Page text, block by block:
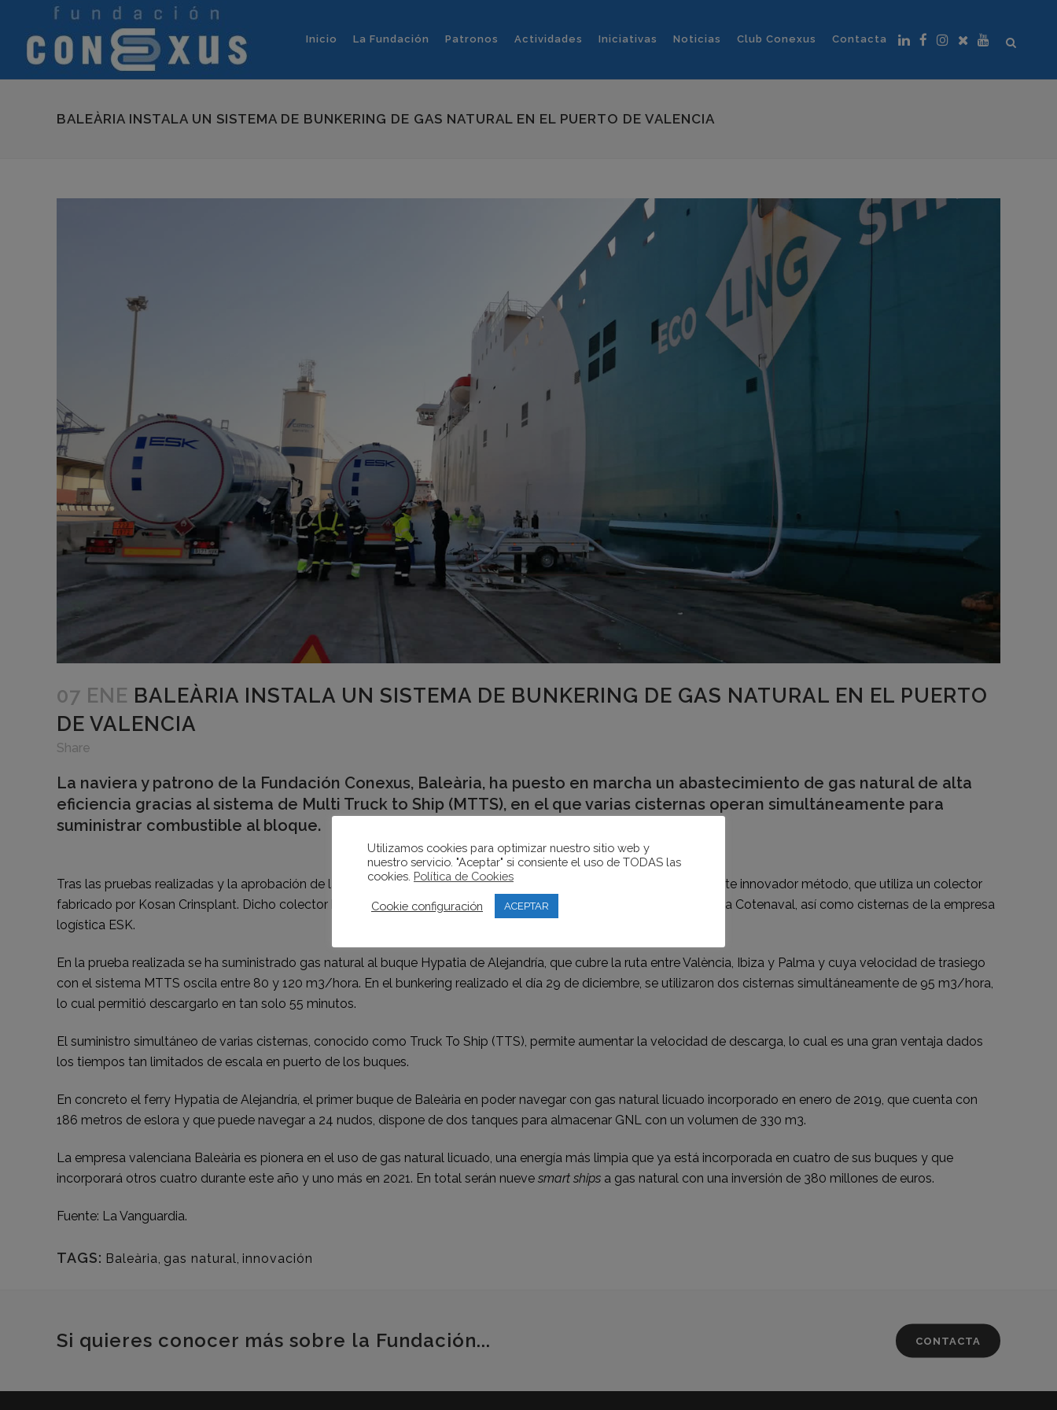
Inicio La Fundación Patronos Actividades Iniciativas Noticias Club Conexus Contacta
BALEÀRIA INSTALA UN SISTEMA DE BUNKERING DE GAS NATURAL EN EL PUERTO DE VALENCIA
07 ENE BALEÀRIA INSTALA UN SISTEMA DE BUNKERING DE GAS NATURAL EN EL PUERTO
DE VALENCIA
Share
La naviera y patrono de la Fundación Conexus, Baleària, ha puesto en marcha un abastecimiento de gas natural de alta
eficiencia gracias al sistema de Multi Truck to Ship (MTTS), en el que varias cisternas operan simultáneamente para
suministrar combustible al bloque.
Tras las pruebas realizadas y la aprobación de la Autoridad Portuaria de València, la compañía utiliza diariamente este innovador método, que utiliza un colector
fabricado por Kosan Crinsplant. Dicho colector ha sido optimizado para el sistema MTTS por la ingeniería valenciana Cotenaval, así como cisternas de la empresa
logística ESK.
En la prueba realizada se ha suministrado gas natural al buque Hypatia de Alejandría, que cubre la ruta entre València, Ibiza y Palma y cuya velocidad de trasiego
con el sistema MTTS oscila entre 80 y 120 m3/hora. En el bunkering realizado el día 29 de diciembre, se utilizaron dos cisternas simultáneamente de 95 m3/hora,
lo cual permitió descargarlo en tan solo 55 minutos.
El suministro simultáneo de varias cisternas, conocido como Truck To Ship (TTS), permite aumentar la velocidad de descarga, lo cual es una gran ventaja dados
los tiempos tan limitados de escala en puerto de los buques.
En concreto el ferry Hypatia de Alejandría, el primer buque de Baleària en poder navegar con gas natural licuado incorporado en enero de 2019, que cuenta con
186 metros de eslora y que puede navegar a 24 nudos, dispone de dos tanques para almacenar GNL con un volumen de 330 m3.
La empresa valenciana Baleària es pionera en el uso de gas natural licuado, una energía más limpia que ya está incorporada en cuatro de sus buques y que
incorporará otros cuatro durante este año y uno más en 2021. En total serán nueve smart ships a gas natural con una inversión de 380 millones de euros.
Fuente: La Vanguardia.
TAGS: Baleària, gas natural, innovación
Si quieres conocer más sobre la Fundación... CONTACTA
Utilizamos cookies para optimizar nuestro sitio web y
nuestro servicio. "Aceptar" si consiente el uso de TODAS las
cookies. Política de Cookies
Cookie configuración ACEPTAR